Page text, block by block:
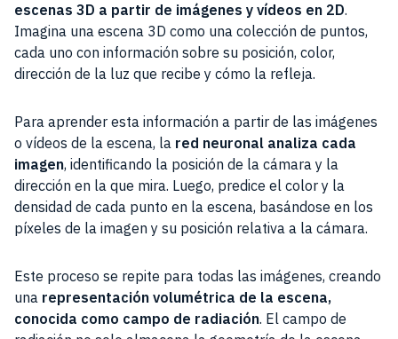
escenas 3D a partir de imágenes y vídeos en 2D.
Imagina una escena 3D como una colección de puntos,
cada uno con información sobre su posición, color,
dirección de la luz que recibe y cómo la refleja.
Para aprender esta información a partir de las imágenes
o vídeos de la escena, la red neuronal analiza cada
imagen, identificando la posición de la cámara y la
dirección en la que mira. Luego, predice el color y la
densidad de cada punto en la escena, basándose en los
píxeles de la imagen y su posición relativa a la cámara.
Este proceso se repite para todas las imágenes, creando
una representación volumétrica de la escena,
conocida como campo de radiación. El campo de